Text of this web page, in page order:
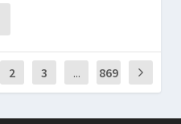
2 3 ... 869